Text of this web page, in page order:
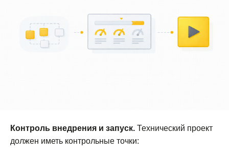
Контроль внедрения и запуск. Технический проект
должен иметь контрольные точки: